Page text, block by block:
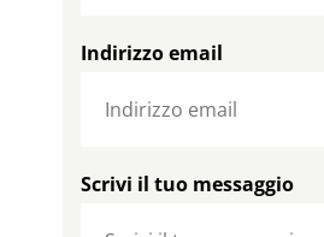
Indirizzo email
Scrivi il tuo messaggio